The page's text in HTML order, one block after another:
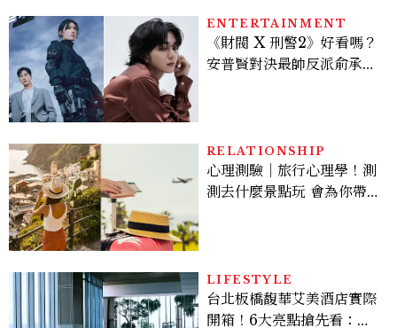
ENTERTAINMENT
《財閥 X 刑警2》好看嗎？
安普賢對決最帥反派俞承
多大？
RELATIONSHIP
心理測驗｜旅行心理學！測
測去什麼景點玩 會為你帶來
LIFESTYLE
台北板橋馥華艾美酒店實際
開箱！6大亮點搶先看：新